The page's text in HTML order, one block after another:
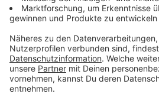
gemacht ist.
Anzeige
Hier könnt ihr euch das